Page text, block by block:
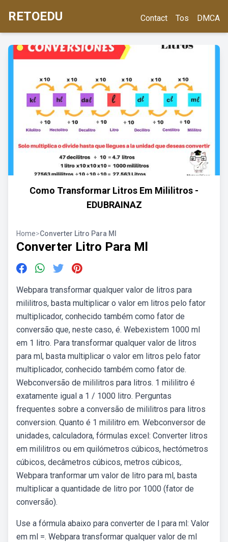
RETOEDU Contact Tos DMCA
Como Transformar Litros Em Mililitros -
EDUBRAINAZ
Home>Converter Litro Para Ml
Converter Litro Para Ml
Webpara transformar qualquer valor de litros para
mililitros, basta multiplicar o valor em litros pelo fator
multiplicador, conhecido também como fator de
conversão que, neste caso, é. Webexistem 1000 ml
em 1 litro. Para transformar qualquer valor de litros
para ml, basta multiplicar o valor em litros pelo fator
multiplicador, conhecido também como fator de.
Webconversão de mililitros para litros. 1 mililitro é
exatamente igual a 1 / 1000 litro. Perguntas
frequentes sobre a conversão de mililitros para litros
conversion. Quanto é 1 mililitro em. Webconversor de
unidades, calculadora, fórmulas excel: Converter litros
em mililitros ou em quilómetros cúbicos, hectómetros
cúbicos, decâmetros cúbicos, metros cúbicos,.
Webpara tranformar um valor de litro para ml, basta
multiplicar a quantidade de litro por 1000 (fator de
conversão).
Use a fórmula abaixo para converter de l para ml: Valor
em ml =. Webpara transformar qualquer valor de ml